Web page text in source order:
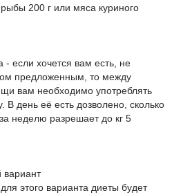
200 г или мяса куриного
если хочется вам есть, не
предложенным, то между
вам необходимо употреблять
В день её есть дозволено, сколько
неделю разрешает до кг 5
вариант
этого варианта диеты будет